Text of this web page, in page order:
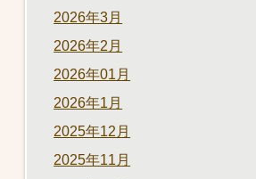
2026年3月
2026年2月
2026年01月
2026年1月
2025年12月
2025年11月